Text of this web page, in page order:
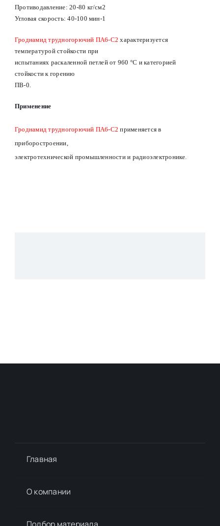
Противодавление: 20-80 кг/см2
Угловая скорость: 40-100 мин-1
Гроднамид трудногорючий ПА6-С2 характеризуется
температурой стойкости при
испытаниях раскаленной петлей от 960 °С и категорией
стойкости к горению
ПВ-0.
Применение
Гроднамид трудногорючий ПА6-С2применяется в
приборостроении,
электротехнической промышленности и радиоэлектронике.
Главная
О компании